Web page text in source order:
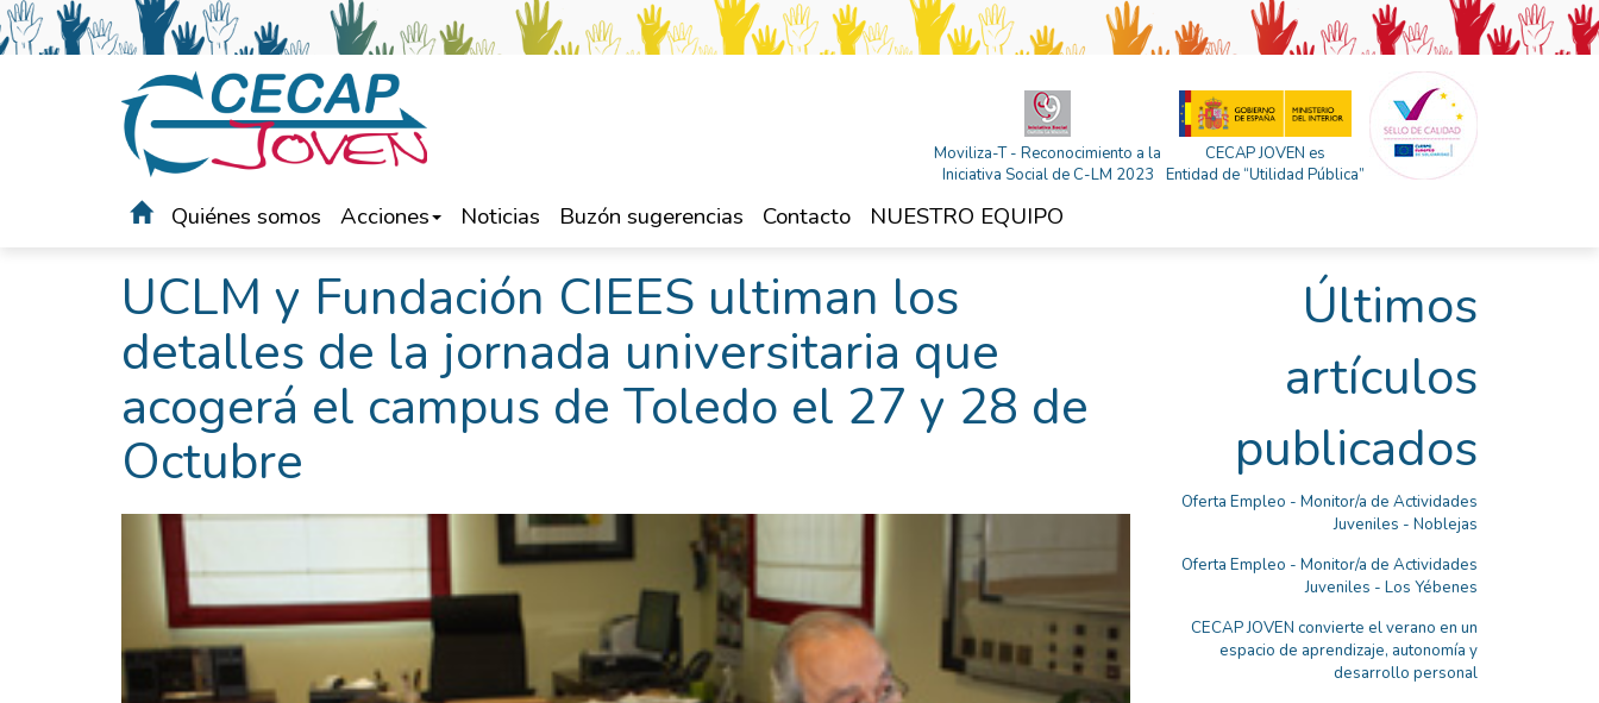
Moviliza-T - Reconocimiento a la
Iniciativa Social de C-LM 2023
CECAP JOVEN es
Entidad de “Utilidad Pública”
Quiénes somos Acciones Noticias Buzón sugerencias Contacto NUESTRO EQUIPO
UCLM y Fundación CIEES ultiman los
detalles de la jornada universitaria que
acogerá el campus de Toledo el 27 y 28 de
Octubre
Últimos
artículos
publicados
Oferta Empleo - Monitor/a de Actividades
Juveniles - Noblejas
Oferta Empleo - Monitor/a de Actividades
Juveniles - Los Yébenes
CECAP JOVEN convierte el verano en un
espacio de aprendizaje, autonomía y
desarrollo personal